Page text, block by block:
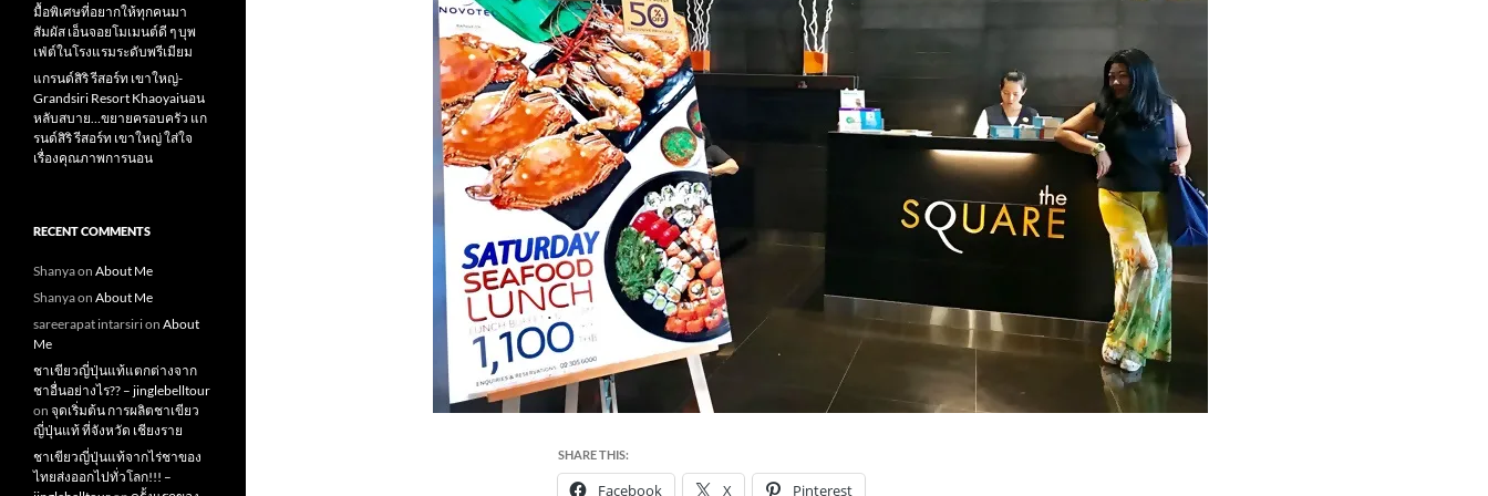
SHARE THIS:
Facebook X Pinterest
มื้อพิเศษที่อยากให้ทุกคนมา
สัมผัส เอ็นจอยโมเมนต์ดี ๆ บุพ
เฟ่ต์ในโรงแรมระดับพรีเมียม
แกรนด์สิริ​ รีสอร์ท​ เขาใหญ่​-
Grandsiri​ Resort​ Khaoyaiนอน
หลับสบาย…ขยายครอบครัว แก
รนด์สิริ รีสอร์ท เขาใหญ่ ใส่ใจ
เรื่องคุณภาพการนอน
RECENT COMMENTS
Shanyaon About Me
Shanyaon About Me
sareerapat intarsirion About
Me
ชาเขียวญี่ปุ่นแท้แตกต่างจาก
ชาอื่นอย่างไร?? – jinglebelltour
on จุดเริ่มต้น การผลิตชาเขียว
ญี่ปุ่นแท้ ที่จังหวัด เชียงราย
ชาเขียวญี่ปุ่นแท้จากไร่ชาของ
ไทยส่งออกไปทั่วโลก!!! –